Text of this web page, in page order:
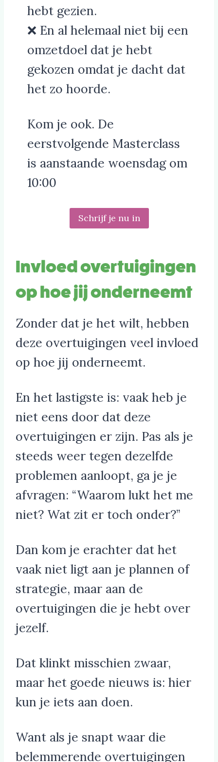
hebt gezien.
❌ En al helemaal niet bij een
omzetdoel dat je hebt
gekozen omdat je dacht dat
het zo hoorde.
Kom je ook. De
eerstvolgende Masterclass
is aanstaande woensdag om
10:00
Schrijf je nu in
Invloed overtuigingen
op hoe jij onderneemt
Zonder dat je het wilt, hebben
deze overtuigingen veel invloed
op hoe jij onderneemt.
En het lastigste is: vaak heb je
niet eens door dat deze
overtuigingen er zijn. Pas als je
steeds weer tegen dezelfde
problemen aanloopt, ga je je
afvragen: “Waarom lukt het me
niet? Wat zit er toch onder?”
Dan kom je erachter dat het
vaak niet ligt aan je plannen of
strategie, maar aan de
overtuigingen die je hebt over
jezelf.
Dat klinkt misschien zwaar,
maar het goede nieuws is: hier
kun je iets aan doen.
Want als je snapt waar die
belemmerende overtuigingen